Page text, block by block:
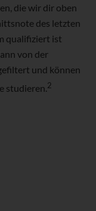
die wir dir oben
des letzten
qualifiziert ist
von der
und können
studieren.2